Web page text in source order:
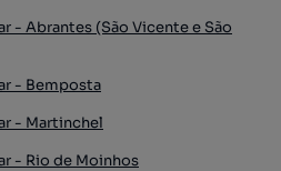
- Abrantes (São Vicente e São
- Bemposta
- Martinchel
- Rio de Moinhos